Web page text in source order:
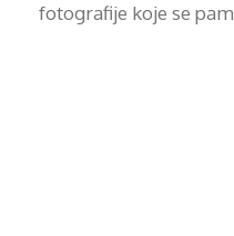
fotografije koje se